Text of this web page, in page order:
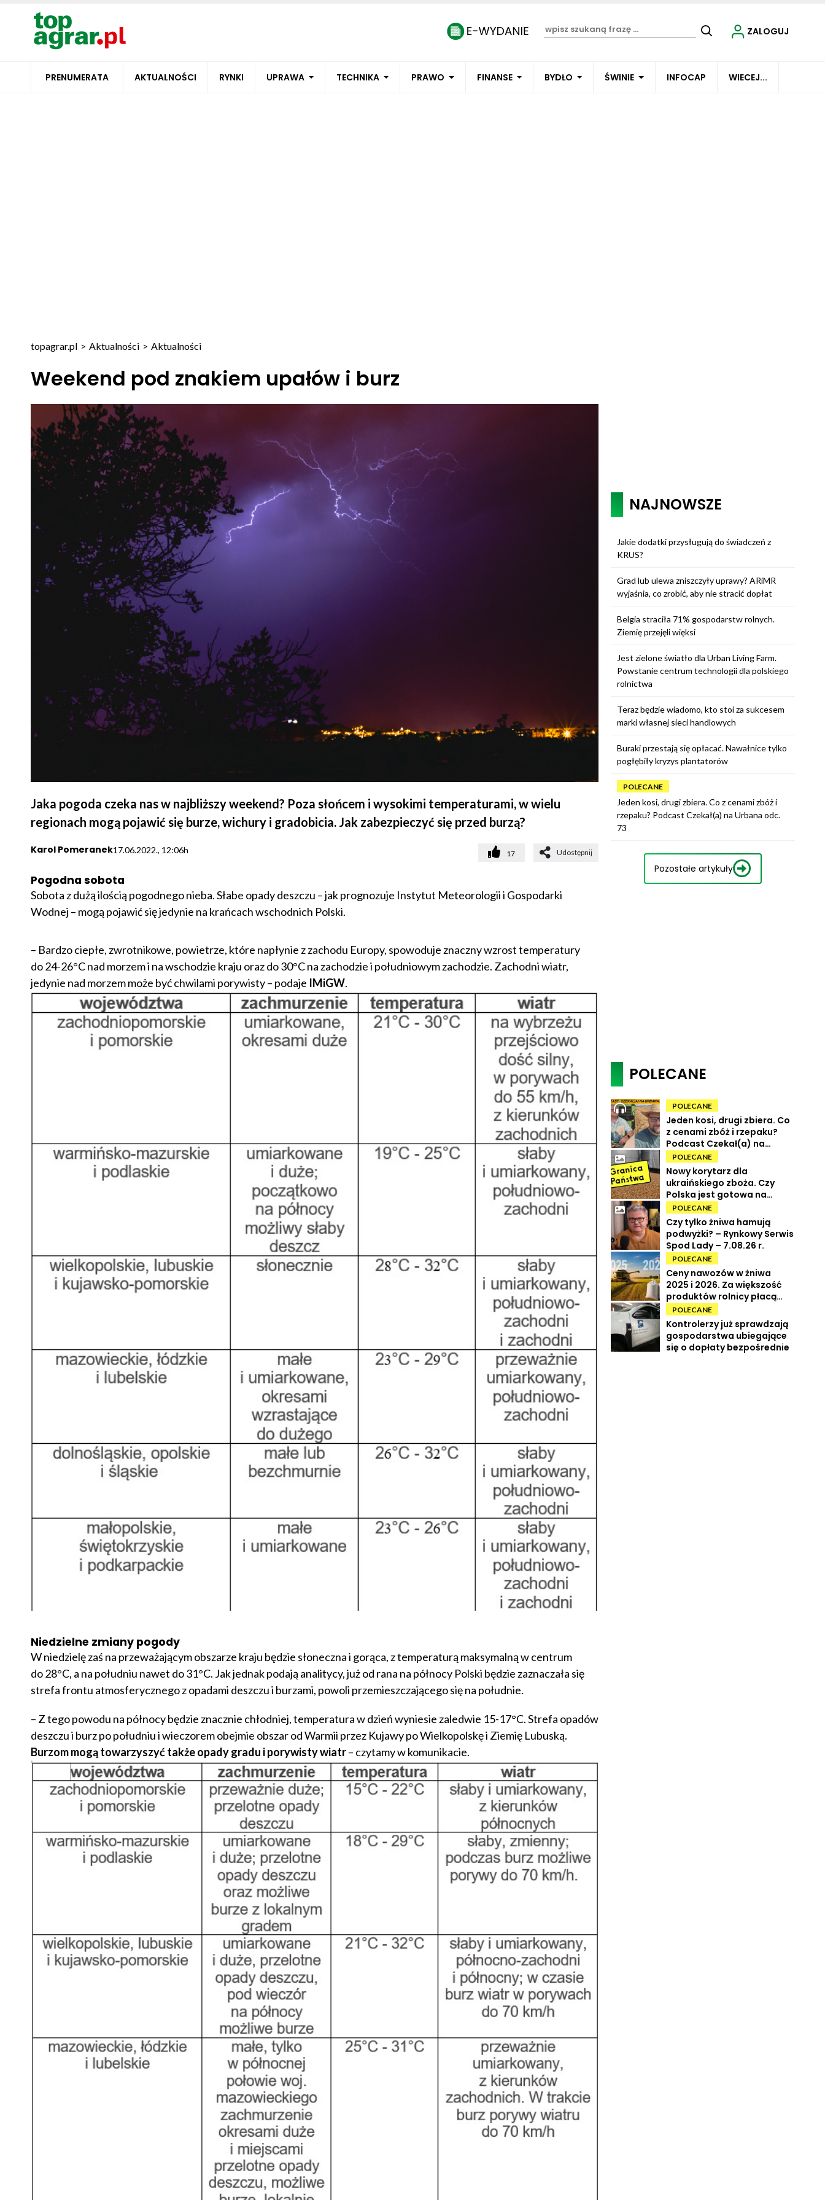
PRENUMERATA AKTUALNOŚCI RYNKI UPRAWA TECHNIKA PRAWO FINANSE BYDŁO ŚWINIE INFOCAP WIECEJ...
ZALOGUJ
topagrar.pl > Aktualności > Aktualności
Weekend pod znakiem upałów i burz
Jaka pogoda czeka nas w najbliższy weekend? Poza słońcem i wysokimi temperaturami, w wielu
regionach mogą pojawić się burze, wichury i gradobicia. Jak zabezpieczyć się przed burzą?
Karol Pomeranek17.06.2022., 12:06h 17 Udostępnij
Pogodna sobota
Sobota z dużą ilością pogodnego nieba. Słabe opady deszczu – jak prognozuje Instytut Meteorologii i Gospodarki
Wodnej – mogą pojawić się jedynie na krańcach wschodnich Polski.
– Bardzo ciepłe, zwrotnikowe, powietrze, które napłynie z zachodu Europy, spowoduje znaczny wzrost temperatury
do 24-26°C nad morzem i na wschodzie kraju oraz do 30°C na zachodzie i południowym zachodzie. Zachodni wiatr,
jedynie nad morzem może być chwilami porywisty – podaje IMiGW.
Niedzielne zmiany pogody
W niedzielę zaś na przeważającym obszarze kraju będzie słoneczna i gorąca, z temperaturą maksymalną w centrum
do 28°C, a na południu nawet do 31°C. Jak jednak podają analitycy, już od rana na północy Polski będzie zaznaczała się
strefa frontu atmosferycznego z opadami deszczu i burzami, powoli przemieszczającego się na południe.
– Z tego powodu na północy będzie znacznie chłodniej, temperatura w dzień wyniesie zaledwie 15-17°C. Strefa opadów
deszczu i burz po południu i wieczorem obejmie obszar od Warmii przez Kujawy po Wielkopolskę i Ziemię Lubuską.
Burzom mogą towarzyszyć także opady gradu i porywisty wiatr– czytamy w komunikacie.
NAJNOWSZE
Jakie dodatki przysługują do świadczeń z
KRUS?
Grad lub ulewa zniszczyły uprawy? ARiMR
wyjaśnia, co zrobić, aby nie stracić dopłat
Belgia straciła 71% gospodarstw rolnych.
Ziemię przejęli więksi
Jest zielone światło dla Urban Living Farm.
Powstanie centrum technologii dla polskiego
rolnictwa
Teraz będzie wiadomo, kto stoi za sukcesem
marki własnej sieci handlowych
Buraki przestają się opłacać. Nawałnice tylko
pogłębiły kryzys plantatorów
POLECANE
Jeden kosi, drugi zbiera. Co z cenami zbóż i
rzepaku? Podcast Czekał(a) na Urbana odc.
73
Pozostałe artykuły
POLECANE
POLECANE
Jeden kosi, drugi zbiera. Co
z cenami zbóż i rzepaku?
Podcast Czekał(a) na
Urbana odc. 73
POLECANE
Nowy korytarz dla
ukraińskiego zboża. Czy
Polska jest gotowa na
powrót tranzytu?
POLECANE
Czy tylko żniwa hamują
podwyżki? – Rynkowy Serwis
Spod Lady – 7.08.26 r.
POLECANE
Ceny nawozów w żniwa
2025 i 2026. Za większość
produktów rolnicy płacą
więcej
POLECANE
Kontrolerzy już sprawdzają
gospodarstwa ubiegające
się o dopłaty bezpośrednie